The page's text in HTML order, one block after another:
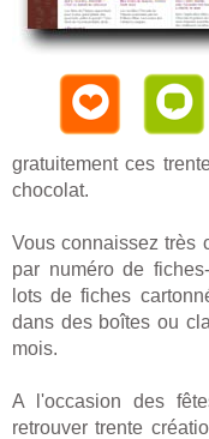
gratuitement ces
chocolat.
Vous connaissez très
par numéro de
lots de fiches
dans des boîtes ou
mois.
A l'occasion des
retrouver trente